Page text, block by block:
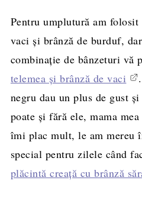
Pentru umplutură am folosit
vaci și brânză de burduf,
combinație de bânzeturi vă
telemea și brânză de vaci
negru dau un plus de gust
poate și fără ele, mama
îmi plac mult, le am mereu
special pentru zilele când
plăcintă creață cu brânză